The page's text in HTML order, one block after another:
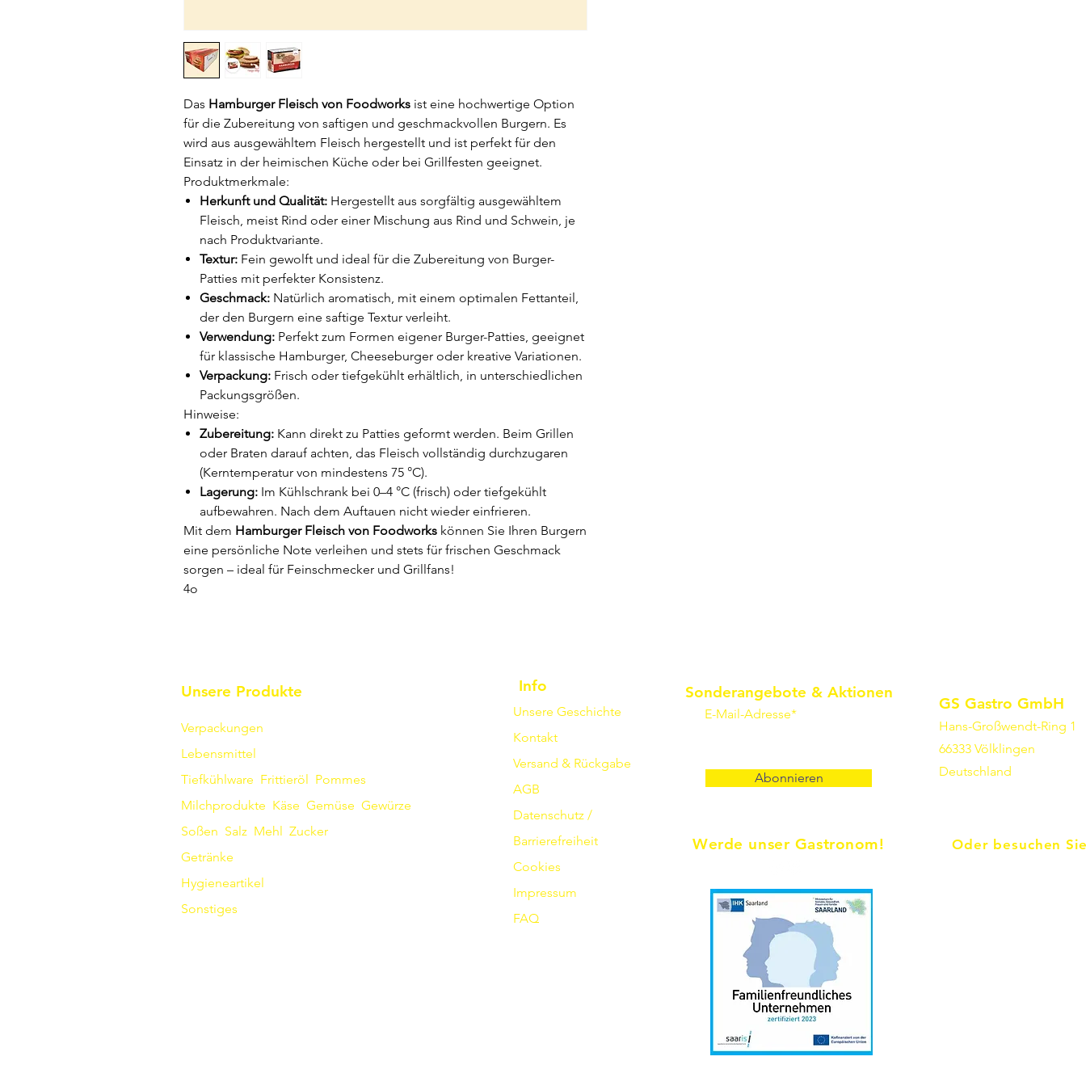
Das Hamburger Fleisch von Foodworks ist eine hochwertige Option
für die Zubereitung von saftigen und geschmackvollen Burgern. Es
wird aus ausgewähltem Fleisch hergestellt und ist perfekt für den
Einsatz in der heimischen Küche oder bei Grillfesten geeignet.
Produktmerkmale:
Herkunft und Qualität: Hergestellt aus sorgfältig ausgewähltem
Fleisch, meist Rind oder einer Mischung aus Rind und Schwein, je
nach Produktvariante.
Textur: Fein gewolft und ideal für die Zubereitung von Burger-
Patties mit perfekter Konsistenz.
Geschmack: Natürlich aromatisch, mit einem optimalen Fettanteil,
der den Burgern eine saftige Textur verleiht.
Verwendung: Perfekt zum Formen eigener Burger-Patties, geeignet
für klassische Hamburger, Cheeseburger oder kreative Variationen.
Verpackung: Frisch oder tiefgekühlt erhältlich, in unterschiedlichen
Packungsgrößen.
Hinweise:
Zubereitung: Kann direkt zu Patties geformt werden. Beim Grillen
oder Braten darauf achten, das Fleisch vollständig durchzugaren
(Kerntemperatur von mindestens 75 °C).
Lagerung: Im Kühlschrank bei 0–4 °C (frisch) oder tiefgekühlt
aufbewahren. Nach dem Auftauen nicht wieder einfrieren.
Mit dem Hamburger Fleisch von Foodworks können Sie Ihren Burgern
eine persönliche Note verleihen und stets für frischen Geschmack
sorgen – ideal für Feinschmecker und Grillfans!
4o
Unsere Produkte
Verpackungen
Lebensmittel
Tiefkühlware Frittieröl Pommes
Milchprodukte Käse Gemüse Gewürze
Soßen Salz Mehl Zucker
Getränke
Hygieneartikel
Sonstiges
Info
Unsere Geschichte
Kontakt
Versand & Rückgabe
AGB
Datenschutz /
Barrierefreiheit
Cookies
Impressum
FAQ
Sonderangebote & Aktionen
E-Mail-Adresse*
Abonnieren
Werde unser Gastronom!
GS Gastro GmbH
Hans-Großwendt-Ring 1
66333 Völklingen
Deutschland
Oder besuchen